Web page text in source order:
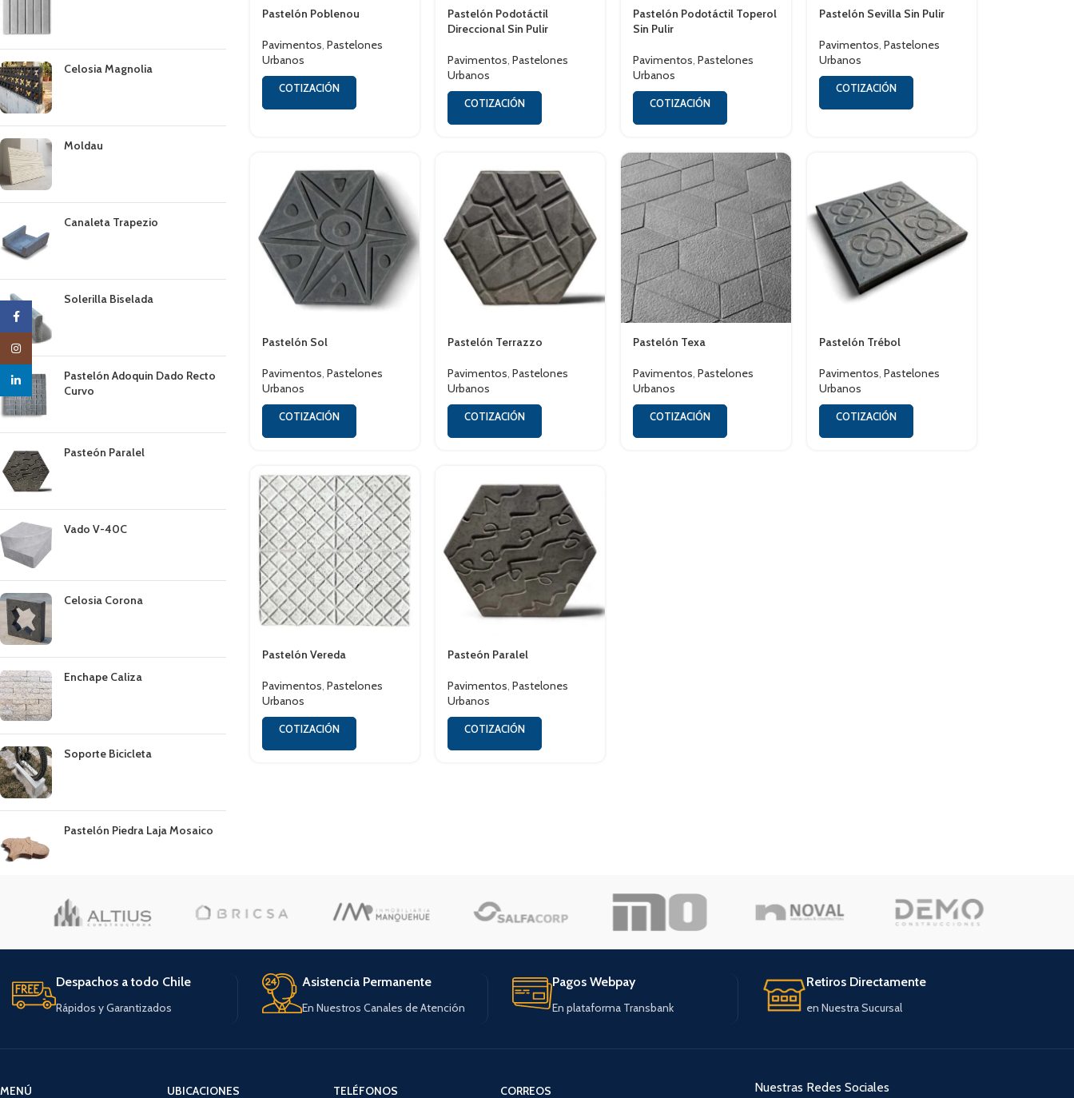
Celosia Magnolia
Moldau
Canaleta Trapezio
Solerilla Biselada
Pastelón Adoquin Dado Recto
Curvo
Pasteón Paralel
Vado V-40C
Celosia Corona
Enchape Caliza
Soporte Bicicleta
Pastelón Piedra Laja Mosaico
Pastelón Poblenou
Pavimentos, Pastelones
Urbanos
COTIZACIÓN
Pastelón Podotáctil
Direccional Sin Pulir
Pavimentos,Pastelones
Urbanos
COTIZACIÓN
Pastelón Podotáctil Toperol
Sin Pulir
Pavimentos,Pastelones
Urbanos
COTIZACIÓN
Pastelón Sevilla Sin Pulir
Pavimentos, Pastelones
Urbanos
COTIZACIÓN
Pastelón Sol
Pavimentos, Pastelones
Urbanos
COTIZACIÓN
Pastelón Terrazzo
Pavimentos,Pastelones
Urbanos
COTIZACIÓN
Pastelón Texa
Pavimentos,Pastelones
Urbanos
COTIZACIÓN
Pastelón Trébol
Pavimentos, Pastelones
Urbanos
COTIZACIÓN
Pastelón Vereda
Pavimentos, Pastelones
Urbanos
COTIZACIÓN
Pasteón Paralel
Pavimentos,Pastelones
Urbanos
COTIZACIÓN
Despachos a todo Chile
Rápidos y Garantizados
Asistencia Permanente
En Nuestros Canales de Atención
Pagos Webpay
En plataforma Transbank
Retiros Directamente
en Nuestra Sucursal
MENÚ UBICACIONES TELÉFONOS CORREOS Nuestras Redes Sociales
Facebook
Instagram
linkedin